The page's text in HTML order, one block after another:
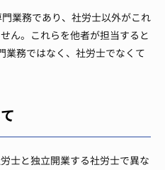
業務であり、社労士以外がこれ
ん。これらを他者が担当すると
業務ではなく、社労士でなくて
士と独立開業する社労士で異な